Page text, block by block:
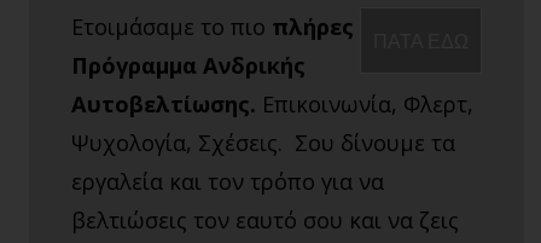
Ετοιμάσαμε το πιο πλήρες
Πρόγραμμα Ανδρικής
Αυτοβελτίωσης. Επικοινωνία, Φλερτ,
Ψυχολογία, Σχέσεις. Σου δίνουμε τα
εργαλεία και τον τρόπο για να
βελτιώσεις τον εαυτό σου και να ζεις